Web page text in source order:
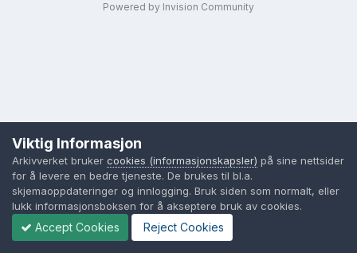
Powered by Invision Community
Viktig Informasjon
Arkivverket bruker cookies (informasjonskapsler) på sine nettsider
for å levere en bedre tjeneste. De brukes til bl.a.
skjemaoppdateringer og innlogging. Bruk siden som normalt, eller
lukk informasjonsboksen for å akseptere bruk av cookies.
Accept Cookies Reject Cookies